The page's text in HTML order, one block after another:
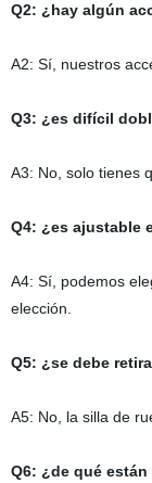
Q2: ¿hay algún
A2: Sí, nuestros
Q3: ¿es difícil
A3: No, solo tienes
Q4: ¿es ajustable
A4: Sí, podemos
elección.
Q5: ¿se debe
A5: No, la silla de
Q6: ¿de qué